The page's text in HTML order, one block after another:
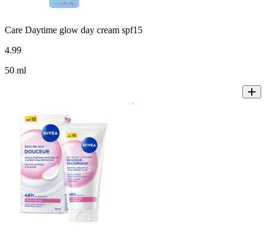
Care Daytime glow day cream spf15
4.99
50 ml